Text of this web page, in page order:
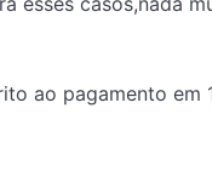
ao pagamento em